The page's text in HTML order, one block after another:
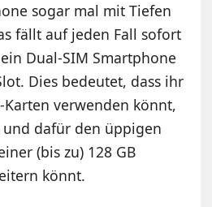
sogar mal mit Tiefen
fällt auf jeden Fall sofort
Dual-SIM Smartphone
Dies bedeutet, dass ihr
verwenden könnt,
dafür den üppigen
(bis zu) 128 GB
könnt.